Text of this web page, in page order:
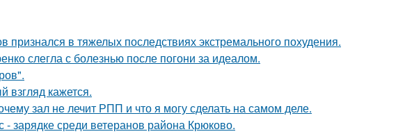
в тяжелых последствиях экстремального похудения.
слегла с болезнью после погони за идеалом.
взгляд кажется.
зал не лечит РПП и что я могу сделать на самом деле.
зарядке среди ветеранов района Крюково.